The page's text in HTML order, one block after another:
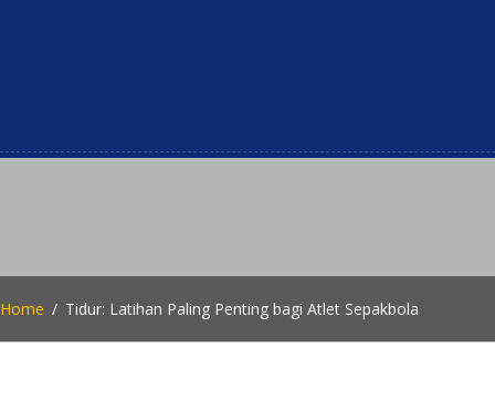
Home Tidur: Latihan Paling Penting bagi Atlet Sepakbola